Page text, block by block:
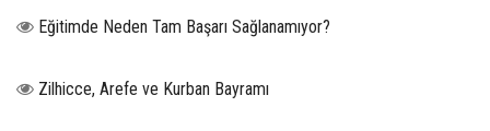
Eğitimde Neden Tam Başarı Sağlanamıyor?
Zilhicce, Arefe ve Kurban Bayramı